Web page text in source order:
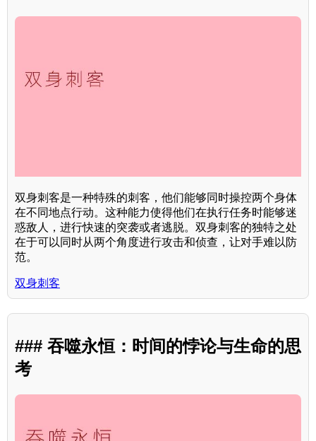
双身刺客是一种特殊的刺客，他们能够同时操控两个身体
在不同地点行动。这种能力使得他们在执行任务时能够迷
惑敌人，进行快速的突袭或者逃脱。双身刺客的独特之处
在于可以同时从两个角度进行攻击和侦查，让对手难以防
范。
双身刺客
### 吞噬永恒：时间的悖论与生命的思
考